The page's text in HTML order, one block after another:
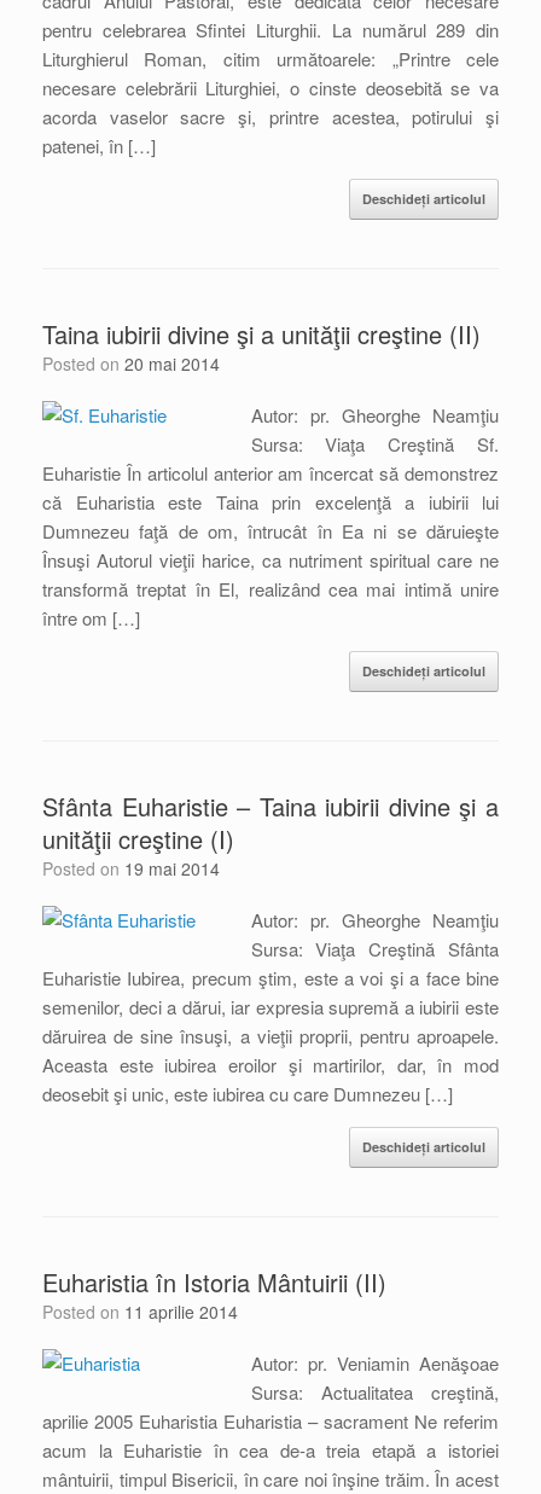
pentru celebrarea Sfintei Liturghii. La numărul 289 din
Liturghierul Roman, citim următoarele: „Printre cele
necesare celebrării Liturghiei, o cinste deosebită se va
acorda vaselor sacre şi, printre acestea, potirului şi
patenei, în […]
Deschideți articolul
Taina iubirii divine şi a unităţii creştine (II)
Posted on 20 mai 2014
Autor: pr. Gheorghe Neamţiu
Sursa: Viaţa Creştină Sf.
Euharistie În articolul anterior am încercat să demonstrez
că Euharistia este Taina prin excelenţă a iubirii lui
Dumnezeu faţă de om, întrucât în Ea ni se dăruieşte
Însuşi Autorul vieţii harice, ca nutriment spiritual care ne
transformă treptat în El, realizând cea mai intimă unire
între om […]
Deschideți articolul
Sfânta Euharistie – Taina iubirii divine şi a
unităţii creştine (I)
Posted on 19 mai 2014
Autor: pr. Gheorghe Neamţiu
Sursa: Viaţa Creştină Sfânta
Euharistie Iubirea, precum ştim, este a voi şi a face bine
semenilor, deci a dărui, iar expresia supremă a iubirii este
dăruirea de sine însuşi, a vieţii proprii, pentru aproapele.
Aceasta este iubirea eroilor şi martirilor, dar, în mod
deosebit şi unic, este iubirea cu care Dumnezeu […]
Deschideți articolul
Euharistia în Istoria Mântuirii (II)
Posted on 11 aprilie 2014
Autor: pr. Veniamin Aenăşoae
Sursa: Actualitatea creştină,
aprilie 2005 Euharistia Euharistia – sacrament Ne referim
acum la Euharistie în cea de-a treia etapă a istoriei
mântuirii, timpul Bisericii, în care noi înşine trăim. În acest